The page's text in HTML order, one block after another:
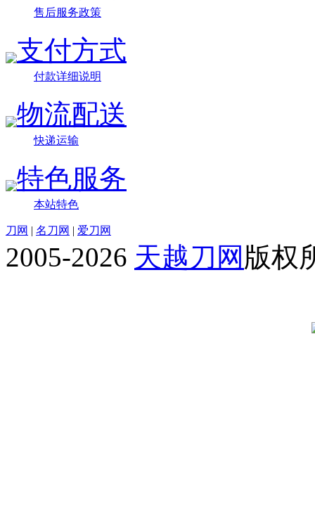
售后服务政策
支付方式
付款详细说明
物流配送
快递运输
特色服务
本站特色
刀网 | 名刀网 | 爱刀网
2005-2026 天越刀网 版权